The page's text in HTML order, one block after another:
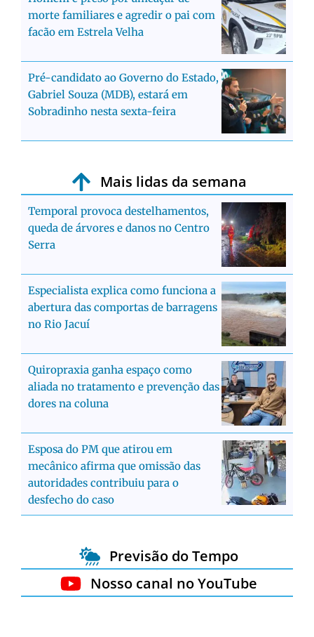
morte familiares e agredir o pai com
facão em Estrela Velha
Pré-candidato ao Governo do Estado,
Gabriel Souza (MDB), estará em
Sobradinho nesta sexta-feira
Mais lidas da semana
Temporal provoca destelhamentos,
queda de árvores e danos no Centro
Serra
Especialista explica como funciona a
abertura das comportas de barragens
no Rio Jacuí
Quiropraxia ganha espaço como
aliada no tratamento e prevenção das
dores na coluna
Esposa do PM que atirou em
mecânico afirma que omissão das
autoridades contribuiu para o
desfecho do caso
Previsão do Tempo
Nosso canal no YouTube